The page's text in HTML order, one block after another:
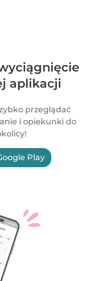
aplikacji
przeglądać
i opiekunki do
Play